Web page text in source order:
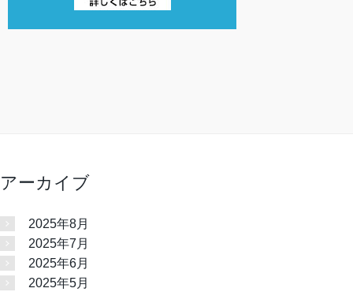
アーカイブ
2025年8月
2025年7月
2025年6月
2025年5月